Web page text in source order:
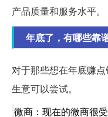
产品质量和服务水平。
年底了，有哪些靠
对于那些想在年底赚
生意可以尝试。
微商：现在的微商很